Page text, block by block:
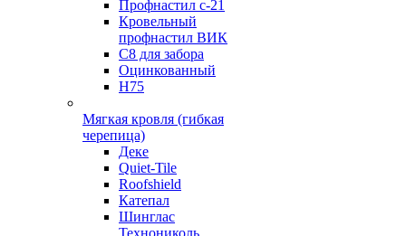
Профнастил с-21
Кровельный
профнастил ВИК
С8 для забора
Оцинкованный
Н75
Мягкая кровля (гибкая
черепица)
Деке
Quiet-Tile
Roofshield
Катепал
Шинглас
Технониколь